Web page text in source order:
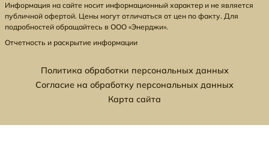
Информация на сайте носит информационный характер и не является
публичной офертой. Цены могут отличаться от цен по факту. Для
подробностей обращайтесь в ООО «Энерджи».
Отчетность и раскрытие информации
Политика обработки персональных данных
Согласие на обработку персональных данных
Карта сайта